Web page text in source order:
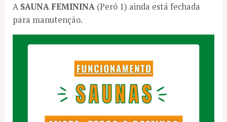
A SAUNA FEMININA (Peró 1) ainda está fechada
para manutenção.